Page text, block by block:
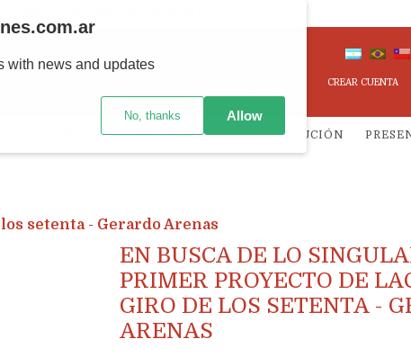
CREAR CUENTA
CÓMO COMPRAR LIBRERIA Y DISTRIBUCIÓN
setenta - Gerardo Arenas
EN BUSCA DE LO
PRIMER PROYECTO DE
GIRO DE LOS SETENTA -
ARENAS
with news and updates
No, thanks Allow